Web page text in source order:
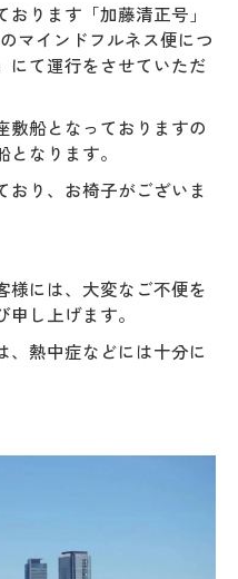
ります「加藤清正号」
マインドフルネス便につ
にて運行をさせていただ
敷船となっておりますの
なります。
おり、お椅子がございま
様には、大変なご不便を
し上げます。
、熱中症などには十分に